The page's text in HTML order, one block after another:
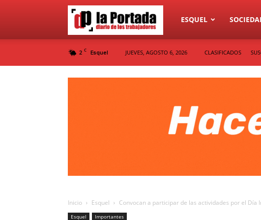
Diario
La
ESQUEL
2 C Esquel JUEVES, AGOSTO 6, 2026 CLASIFICADOS
Inicio Esquel Convocan a participar de las actividades por el Día
Esquel Importantes